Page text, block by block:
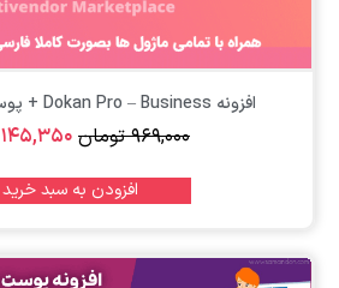
افزونه Dokan Pro – Business + پوسته دکان + 42...
۹۶۹,۰۰۰ تومان ۱۴۵,۳۵۰
افزودن به سبد خرید